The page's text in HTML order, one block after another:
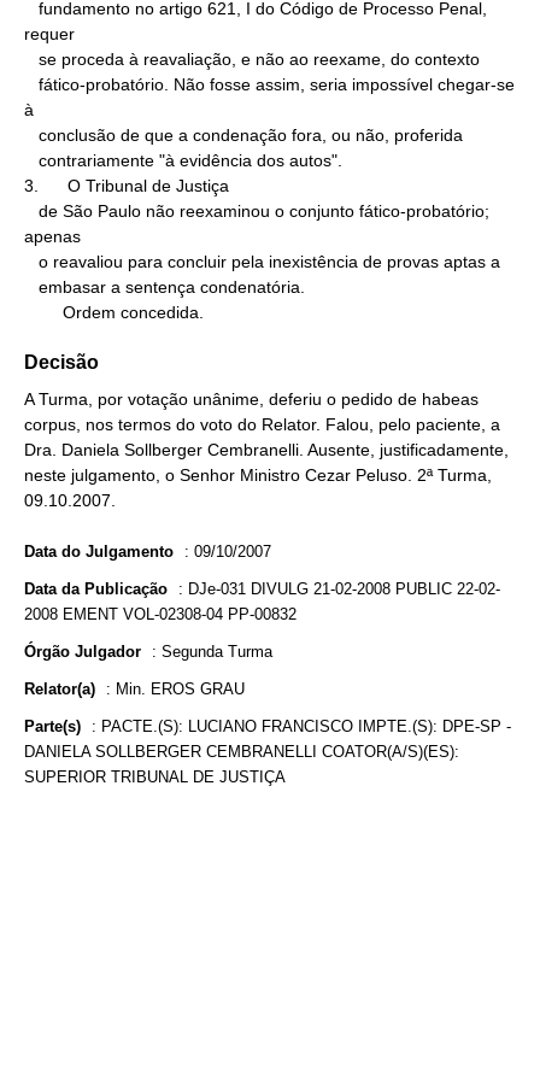
requer
à
3.      O Tribunal de Justiça
apenas
        Ordem concedida.
Decisão
A Turma, por votação unânime, deferiu o pedido de habeas
corpus, nos termos do voto do Relator. Falou, pelo paciente, a
Dra. Daniela Sollberger Cembranelli. Ausente, justificadamente,
neste julgamento, o Senhor Ministro Cezar Peluso. 2ª Turma,
09.10.2007.
Data do Julgamento : 09/10/2007
Data da Publicação : DJe-031 DIVULG 21-02-2008 PUBLIC 22-02-
2008 EMENT VOL-02308-04 PP-00832
Órgão Julgador : Segunda Turma
Relator(a) : Min. EROS GRAU
Parte(s) : PACTE.(S): LUCIANO FRANCISCO IMPTE.(S): DPE-SP -
DANIELA SOLLBERGER CEMBRANELLI COATOR(A/S)(ES):
SUPERIOR TRIBUNAL DE JUSTIÇA